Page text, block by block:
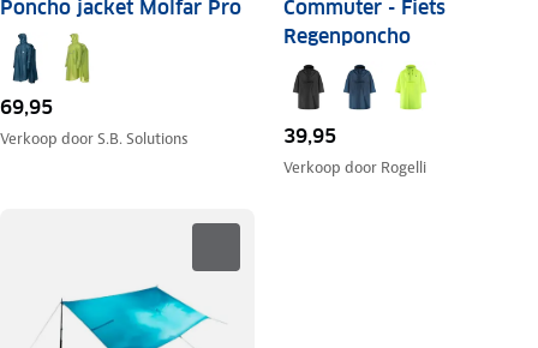
Poncho jacket Molfar Pro
69,95
Verkoop doorS.B. Solutions
Commuter - Fiets
Regenponcho
39,95
Verkoop door Rogelli